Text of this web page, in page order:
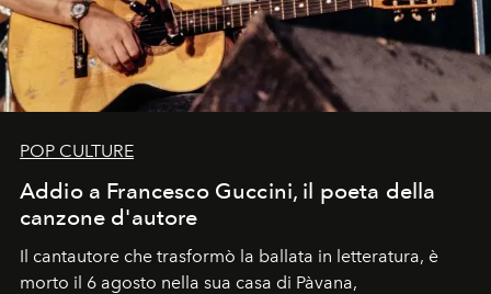
POP CULTURE
Addio a Francesco Guccini, il poeta della
canzone d'autore
Il cantautore che trasformò la ballata in letteratura, è
morto il 6 agosto nella sua casa di Pàvana,